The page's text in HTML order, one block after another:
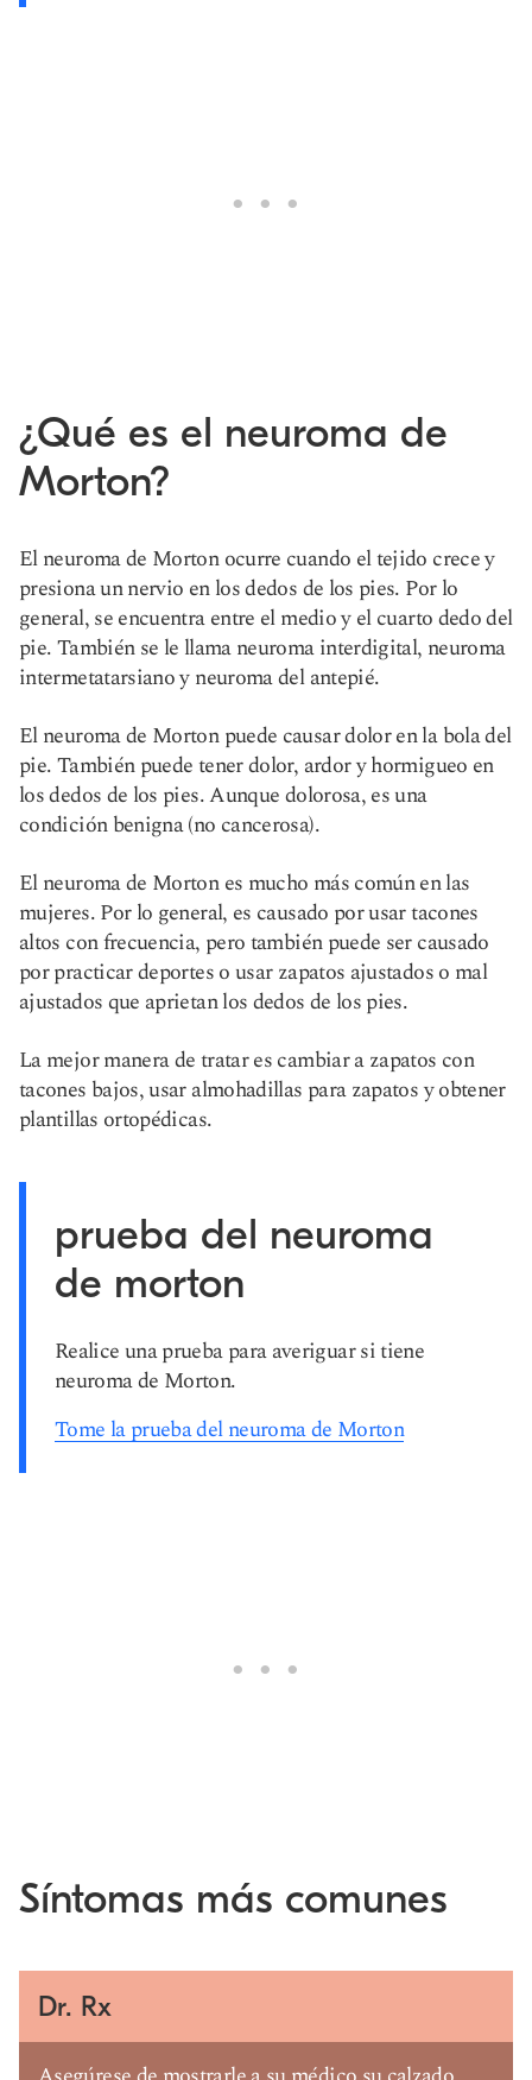
¿Qué es el neuroma de
Morton?
El neuroma de Morton ocurre cuando el tejido crece y
presiona un nervio en los dedos de los pies. Por lo
general, se encuentra entre el medio y el cuarto dedo del
pie. También se le llama neuroma interdigital, neuroma
intermetatarsiano y neuroma del antepié.
El neuroma de Morton puede causar dolor en la bola del
pie. También puede tener dolor, ardor y hormigueo en
los dedos de los pies. Aunque dolorosa, es una
condición benigna (no cancerosa).
El neuroma de Morton es mucho más común en las
mujeres. Por lo general, es causado por usar tacones
altos con frecuencia, pero también puede ser causado
por practicar deportes o usar zapatos ajustados o mal
ajustados que aprietan los dedos de los pies.
La mejor manera de tratar es cambiar a zapatos con
tacones bajos, usar almohadillas para zapatos y obtener
plantillas ortopédicas.
prueba del neuroma
de morton
Realice una prueba para averiguar si tiene
neuroma de Morton.
Tome la prueba del neuroma de Morton
Síntomas más comunes
Dr. Rx